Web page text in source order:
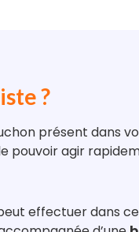
?
présent dans
pouvoir agir
effectuer dans